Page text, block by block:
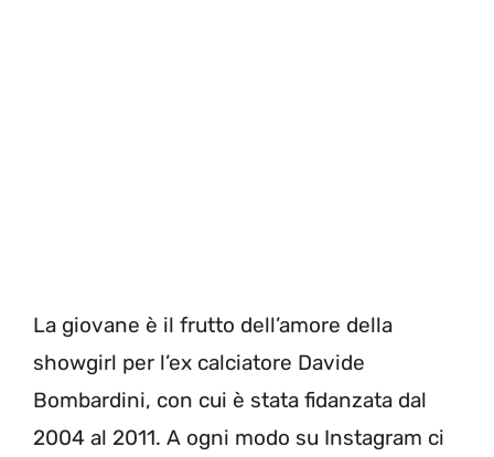
La giovane è il frutto dell’amore della
showgirl per l’ex calciatore Davide
Bombardini, con cui è stata fidanzata dal
2004 al 2011. A ogni modo su Instagram ci